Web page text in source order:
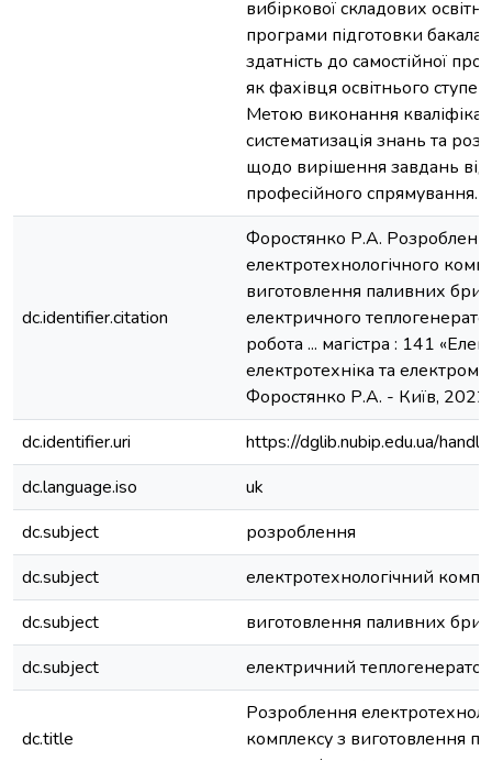
вибіркової складових
програми підготовки
здатність до самостійної
як фахівця освітнього
Метою виконання
систематизація знань та
щодо вирішення завдань
професійного спрямування.
dc.identifier.citation
Форостянко Р.А.
електротехнологічного
виготовлення паливних
електричного
робота ... магістра : 141
електротехніка та
Форостянко Р.А. - Київ,
dc.identifier.uri
https://dglib.nubip.edu.ua/
dc.language.iso
uk
dc.subject
розроблення
dc.subject
електротехнологічний
dc.subject
виготовлення паливних
dc.subject
електричний теплогенератор
dc.title
Розроблення
комплексу з виготовлення